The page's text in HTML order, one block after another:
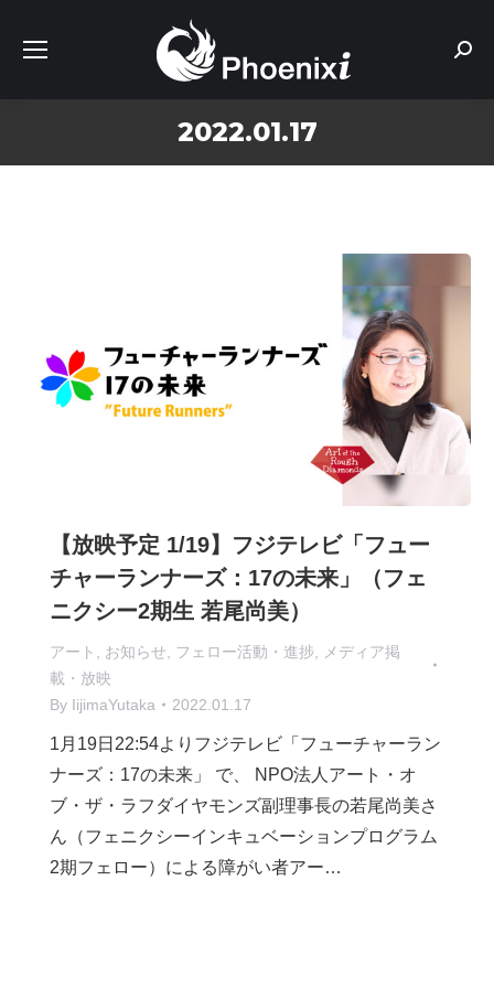
2022.01.17
【放映予定 1/19】フジテレビ「フュー
チャーランナーズ：17の未来」（フェ
ニクシー2期生 若尾尚美）
アート お知らせ フェロー活動・進捗
メディア掲
載・放映
By IijimaYutaka 2022.01.17
1月19日22:54よりフジテレビ「フューチャーラン
ナーズ：17の未来」 で、 NPO法人アート・オ
ブ・ザ・ラフダイヤモンズ副理事長の若尾尚美さ
ん（フェニクシーインキュベーションプログラム
2期フェロー）による障がい者アー…